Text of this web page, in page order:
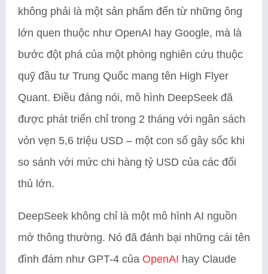
không phải là một sản phẩm đến từ những ông
lớn quen thuộc như OpenAI hay Google, mà là
bước đột phá của một phòng nghiên cứu thuộc
quỹ đầu tư Trung Quốc mang tên High Flyer
Quant. Điều đáng nói, mô hình DeepSeek đã
được phát triển chỉ trong 2 tháng với ngân sách
vỏn vẹn 5,6 triệu USD – một con số gây sốc khi
so sánh với mức chi hàng tỷ USD của các đối
thủ lớn.
DeepSeek không chỉ là một mô hình AI nguồn
mở thông thường. Nó đã đánh bại những cái tên
đình đám như GPT-4 của OpenAI hay Claude